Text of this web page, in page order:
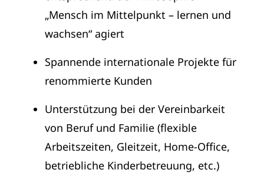
„Mensch im Mittelpunkt – lernen und
wachsen“ agiert
Spannende internationale Projekte für
renommierte Kunden
Unterstützung bei der Vereinbarkeit
von Beruf und Familie (flexible
Arbeitszeiten, Gleitzeit, Home-Office,
betriebliche Kinderbetreuung, etc.)